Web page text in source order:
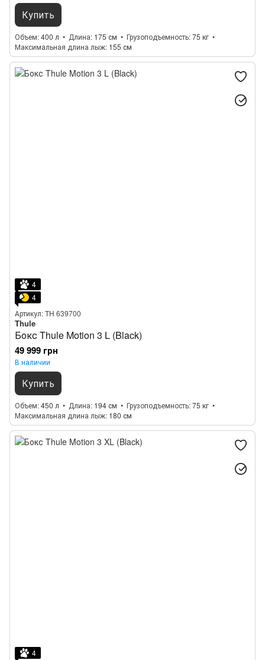
Купить
Объем 400 л Длина 175 см Грузоподъемность 75 кг
Максимальная длина лыж 155 см
4
4
Артикул: TH 639700
Thule
Бокс Thule Motion 3 L (Black)
49 999 грн
В наличии
Купить
Объем 450 л Длина 194 см Грузоподъемность 75 кг
Максимальная длина лыж 180 см
4